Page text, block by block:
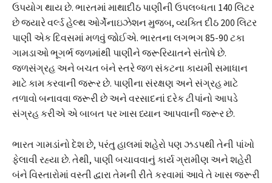
ઉપયોગ થાય છે. ભારતમાં માથાદીઠ પાણીની ઉપલબ્ધતા 140 લિટર
છે જ્યારે વર્લ્ડ હેલ્થ ઓર્ગેનાઇઝેશન મુજબ, વ્યક્તિ દીઠ 200 લિટર
પાણી એક દિવસમાં મળવું જોઈએ. ભારતના લગભગ 85-90 ટકા
ગામડાઓ ભૂગર્ભ જળમાંથી પાણીને જરૂરિયાતને સંતોષે છે.
જળસંગ્રહ અને બચત બંને સ્તરે જળ સંકટના કાયમી સમાધાન
માટે કામ કરવાની જરૂર છે. પાણીના સંરક્ષણ અને સંગ્રહ માટે
તળાવો બનાવવા જરૂરી છે અને વરસાદનાં દરેક ટીપાંનો આપડે
સંગ્રહ કરીએ એ બાબત પર ખાસ ધ્યાન આપવાની જરૂર છે.
ભારત ગામડાંનો દેશ છે, પરંતુ હાલમાં શહેરો પણ ઝડપથી તેની પાંખો
ફેલાવી રહ્યા છે. તેથી, પાણી બચાવવાનું કાર્ય ગ્રામીણ અને શહેરી
બંને વિસ્તારોમાં વસ્તી દ્વારા તેમની રીતે કરવામાં આવે તે ખાસ જરૂરી